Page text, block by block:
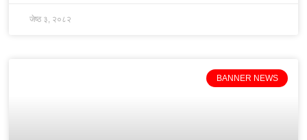
जेष्ठ ३, २०८२
BANNER NEWS